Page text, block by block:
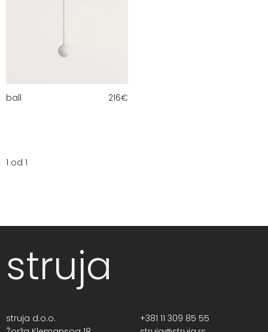
ball 216€
1 od 1
struja
struja d.o.o.
+381 11 309 85 55